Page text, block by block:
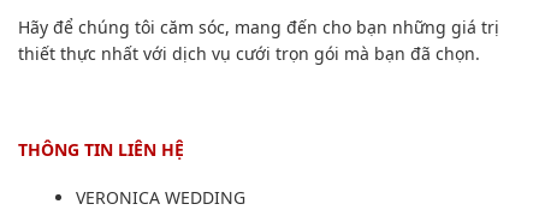
Hãy để chúng tôi căm sóc, mang đến cho bạn những giá trị
thiết thực nhất với dịch vụ cưới trọn gói mà bạn đã chọn.
THÔNG TIN LIÊN HỆ
VERONICA WEDDING